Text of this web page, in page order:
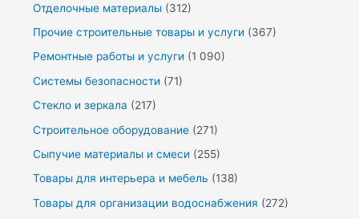
Отделочные материалы (312)
Прочие строительные товары и услуги (367)
Ремонтные работы и услуги (1 090)
Системы безопасности (71)
Стекло и зеркала (217)
Строительное оборудование (271)
Сыпучие материалы и смеси (255)
Товары для интерьера и мебель (138)
Товары для организации водоснабжения (272)